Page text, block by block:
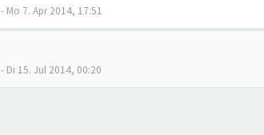
- Mo 7. Apr 2014, 17:51
- Di 15. Jul 2014, 00:20